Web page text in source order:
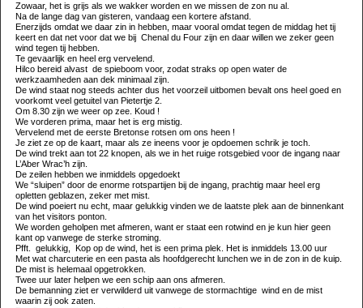
Zowaar, het is grijs als we wakker worden en we missen de zon nu al.
Na de lange dag van gisteren, vandaag een kortere afstand.
Enerzijds omdat we daar zin in hebben, maar vooral omdat tegen de middag het tij
keert en dat net voor dat we bij Chenal du Four zijn en daar willen we zeker geen
wind tegen tij hebben.
Te gevaarlijk en heel erg vervelend.
Hilco bereid alvast de spieboom voor, zodat straks op open water de
werkzaamheden aan dek minimaal zijn.
De wind staat nog steeds achter dus het voorzeil uitbomen bevalt ons heel goed en
voorkomt veel getuitel van Pietertje 2.
Om 8.30 zijn we weer op zee. Koud !
We vorderen prima, maar het is erg mistig.
Vervelend met de eerste Bretonse rotsen om ons heen !
Je ziet ze op de kaart, maar als ze ineens voor je opdoemen schrik je toch.
De wind trekt aan tot 22 knopen, als we in het ruige rotsgebied voor de ingang naar
L’Aber Wrac’h zijn.
De zeilen hebben we inmiddels opgedoekt
We “sluipen” door de enorme rotspartijen bij de ingang, prachtig maar heel erg
opletten geblazen, zeker met mist.
De wind poeiert nu echt, maar gelukkig vinden we de laatste plek aan de binnenkant
van het visitors ponton.
We worden geholpen met afmeren, want er staat een rotwind en je kun hier geen
kant op vanwege de sterke stroming.
Pfft.
gelukkig,
Kop op de wind, het is een prima plek. Het is inmiddels 13.00 uur
Met wat charcuterie en een pasta als hoofdgerecht lunchen we in de zon in de kuip.
De mist is helemaal opgetrokken.
Twee uur later helpen we een schip aan ons afmeren.
De bemanning ziet er verwilderd uit vanwege de stormachtige wind en de mist
waarin zij ook zaten.